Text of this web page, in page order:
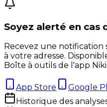
Soyez alerté en cas
Recevez une notification
à votre adresse.
Boîte à outils de l'app Niki
App Store
Google
Historique des